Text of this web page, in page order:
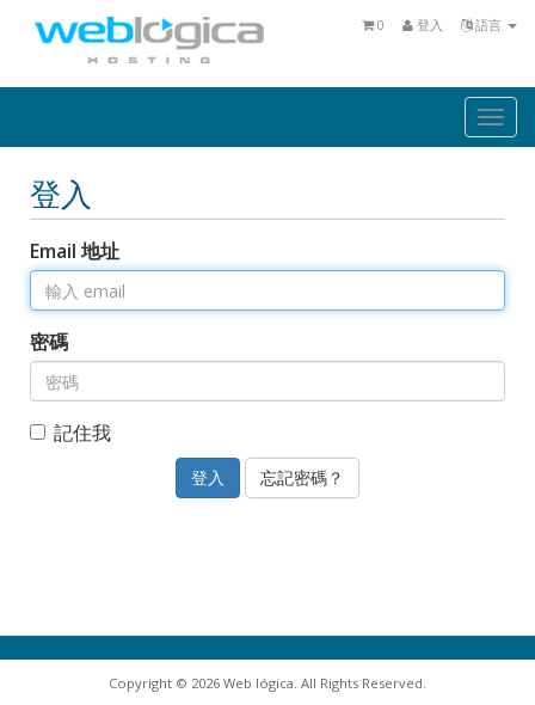
語言
登入
0
登入
Email 地址
密碼
記住我
忘記密碼？
Copyright © 2026 Web lógica. All Rights Reserved.